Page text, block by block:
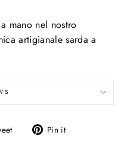
mano nel nostro
artigianale sarda a
Tweet Pin it